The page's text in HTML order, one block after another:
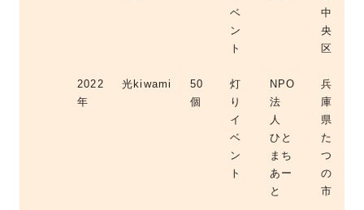
ベ
ン
ト
中
央
区
2022
年
光kiwami
50
個
灯
り
イ
ベ
ン
ト
NPO
法
人
ひと
まち
あー
と
兵
庫
県
た
つ
の
市